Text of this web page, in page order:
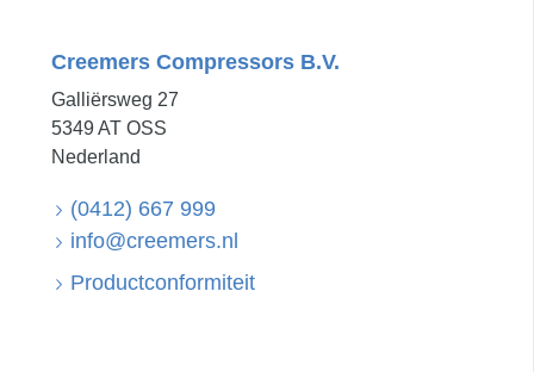
Creemers Compressors B.V.
Galliërsweg 27
5349 AT OSS
Nederland
(0412) 667 999
info@creemers.nl
Productconformiteit